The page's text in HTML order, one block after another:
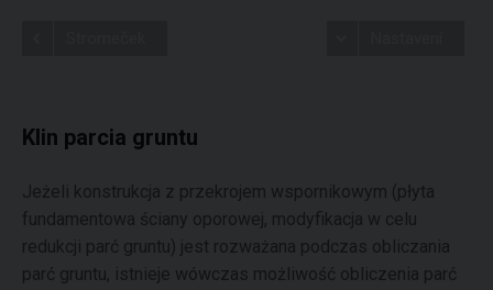
Klin parcia gruntu
Jeżeli konstrukcja z przekrojem wspornikowym (płyta
fundamentowa ściany oporowej, modyfikacja w celu
redukcji parć gruntu) jest rozważana podczas obliczania
parć gruntu, istnieje wówczas możliwość obliczenia parć